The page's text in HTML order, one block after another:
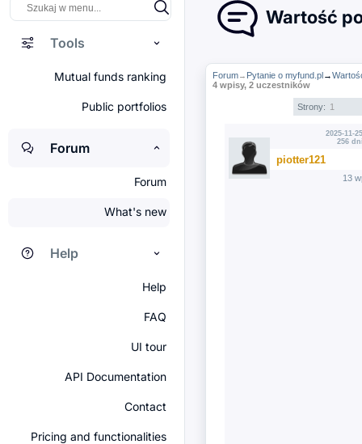
Tools
Mutual funds ranking
Public portfolios
Forum
Forum
What's new
Help
Help
FAQ
UI tour
API Documentation
Contact
Pricing and functionalities
Wartość
Forum→ Pytanie o myfund.pl→
4 wpisy, 2 uczestników
Strony: 1
2025-11-
256
piotter121
13